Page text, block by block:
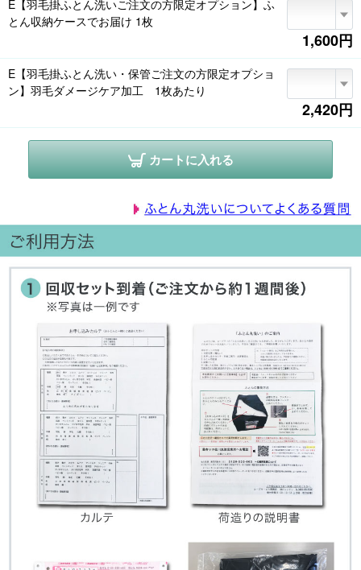
E【羽毛掛ふとん洗いご注文の方限定オプション】ふ
とん収納ケースでお届け 1枚
1,600円
E【羽毛掛ふとん洗い・保管ご注文の方限定オプショ
ン】羽毛ダメージケア加工 1枚あたり
2,420円
カートに入れる